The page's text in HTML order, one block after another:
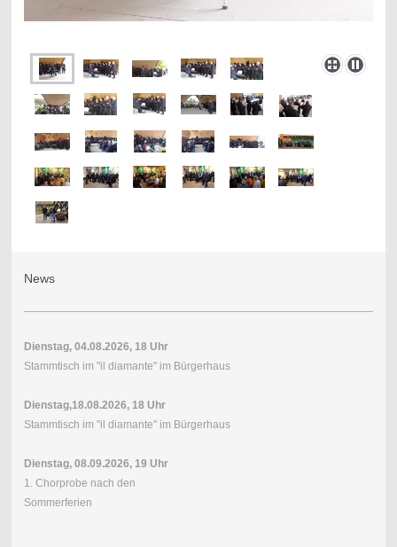
News
Dienstag, 04.08.2026, 18 Uhr
Stammtisch im "il diamante" im Bürgerhaus
Dienstag,18.08.2026, 18 Uhr
Stammtisch im "il diamante" im Bürgerhaus
Dienstag, 08.09.2026, 19 Uhr
1. Chorprobe nach den
Sommerferien